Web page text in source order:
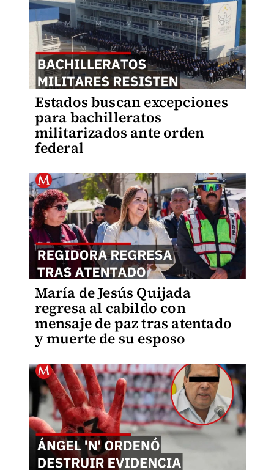
Estados buscan excepciones
para bachilleratos
militarizados ante orden
federal
María de Jesús Quijada
regresa al cabildo con
mensaje de paz tras atentado
y muerte de su esposo